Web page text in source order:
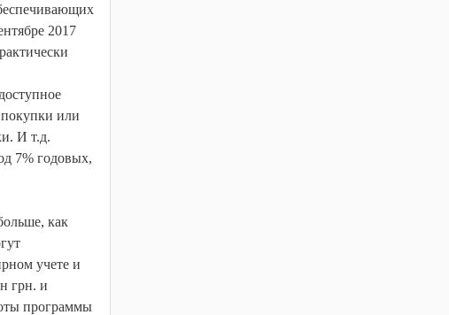
2017
покупки или
И т.д.
7% годовых,
как
учете и
грн. и
программы